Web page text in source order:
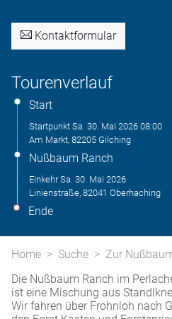
Kontaktformular
Tourenverlauf
Start
Startpunkt Sa. 30. Mai 2026 08:00
Am Markt, 82205 Gilching
Nußbaum Ranch
Einkehr Sa. 30. Mai 2026
Linienstraße, 82041 Oberhaching
Ende
Home Suche
Zur
Die Nußbaum Ranch im
ist eine Mischung aus
Wir fahren über Frohnloh nach